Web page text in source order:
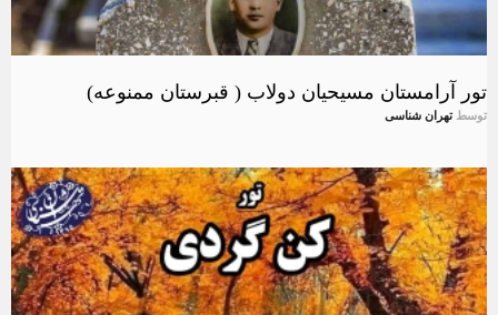
تور آرامستان مسیحیان دولاب ( قبرستان ممنوعه)
توسطتهران شناسی